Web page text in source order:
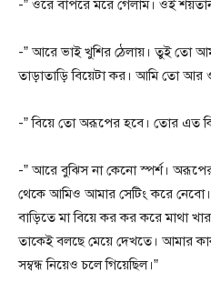
-” ওরে বাপরে মরে গেলাম। ওই
-” আরে ভাই খুশির ঠেলায়। তুই তো
তাড়াতাড়ি বিয়েটা কর। আমি তো আর
-” বিয়ে তো অরূপের হবে। তোর এত
-” আরে বুঝিস না কেনো স্পর্শ।
থেকে আমিও আমার সেটিং করে
বাড়িতে মা বিয়ে কর কর করে মাথা
তাকেই বলছে মেয়ে দেখতে। আমার
সম্বন্ধ নিয়েও চলে গিয়েছিল।”